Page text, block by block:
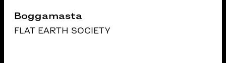
Boggamasta
FLAT EARTH SOCIETY